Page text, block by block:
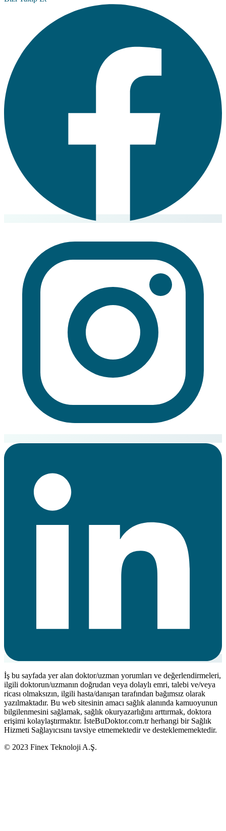
İş bu sayfada yer alan doktor/uzman yorumları ve değerlendirmeleri,
ilgili doktorun/uzmanın doğrudan veya dolaylı emri, talebi ve/veya
ricası olmaksızın, ilgili hasta/danışan tarafından bağımsız olarak
yazılmaktadır. Bu web sitesinin amacı sağlık alanında kamuoyunun
bilgilenmesini sağlamak, sağlık okuryazarlığını arttırmak, doktora
erişimi kolaylaştırmaktır. İsteBuDoktor.com.tr herhangi bir Sağlık
Hizmeti Sağlayıcısını tavsiye etmemektedir ve desteklememektedir.
© 2023 Finex Teknoloji A.Ş.